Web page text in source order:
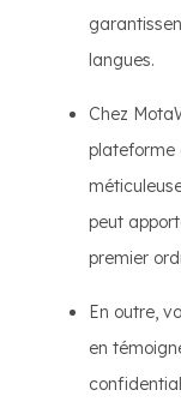
langues.
Chez
plateforme
peut
premier
En outre,
en